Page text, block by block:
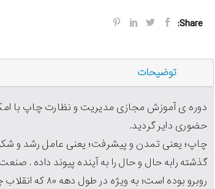
Share:
توضیحات
دوره ی آموزش مجازی مدیریت و نظارت چاپ با
حضوری دایر گردید.
چاپ؛ یعنی تمدن و پیشرفت؛ یعنی عامل رشد و
گذشته رابه حال و حال را به آینده پیوند داده .
روبرو بوده